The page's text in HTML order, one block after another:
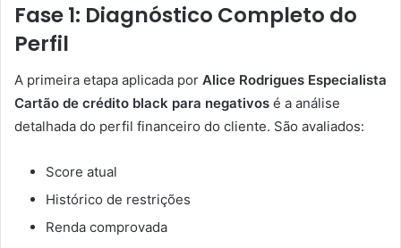
Fase 1: Diagnóstico Completo do
Perfil
A primeira etapa aplicada por Alice Rodrigues Especialista
Cartão de crédito black para negativos é a análise
detalhada do perfil financeiro do cliente. São avaliados:
Score atual
Histórico de restrições
Renda comprovada